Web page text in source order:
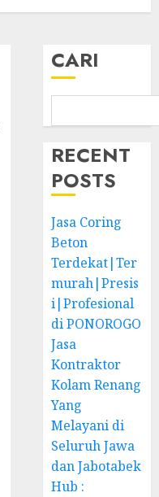
CARI
RECENT
POSTS
Jasa Coring
Beton
Terdekat|Ter
murah|Presis
i|Profesional
di PONOROGO
Jasa
Kontraktor
Kolam Renang
Yang
Melayani di
Seluruh Jawa
dan Jabotabek
Hub :